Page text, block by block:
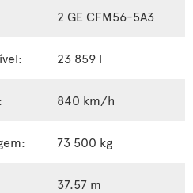
2 GE CFM56-5A3
23 859 l
840 km/h
73 500 kg
37.57 m